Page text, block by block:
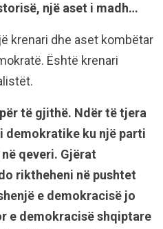
një aset i madh…
krenari dhe aset kombëtar
Është krenari
të gjithë. Ndër të tjera
demokratike ku një parti
qeveri. Gjërat
riktheheni në pushtet
e demokracisë jo
e demokracisë shqiptare